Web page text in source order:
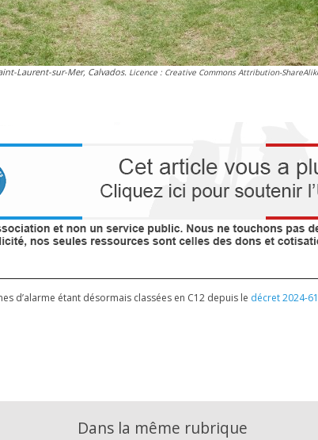
Laurent-sur-Mer, Calvados. Licence : Creative Commons Attribution-
d’alarme étant désormais classées en C12 depuis le décret 2024-
Dans la même rubrique